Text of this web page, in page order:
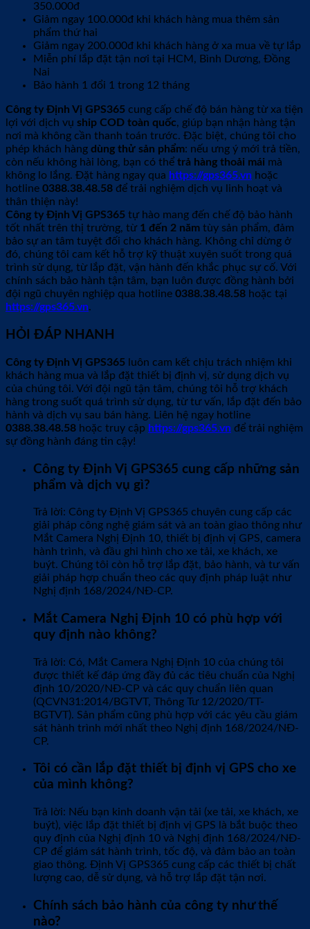
350.000đ
Giảm ngay 100.000đ khi khách hàng mua thêm sản
phẩm thứ hai
Giảm ngay 200.000đ khi khách hàng ở xa mua về tự lắp
Miễn phí lắp đặt tận nơi tại HCM, Bình Dương, Đồng
Nai
Bảo hành 1 đổi 1 trong 12 tháng
Công ty Định Vị GPS365 cung cấp chế độ bán hàng từ xa tiện
lợi với dịch vụ ship COD toàn quốc, giúp bạn nhận hàng tận
nơi mà không cần thanh toán trước. Đặc biệt, chúng tôi cho
phép khách hàng dùng thử sản phẩm: nếu ưng ý mới trả tiền,
còn nếu không hài lòng, bạn có thể trả hàng thoải mái mà
không lo lắng. Đặt hàng ngay qua https://gps365.vn hoặc
hotline 0388.38.48.58 để trải nghiệm dịch vụ linh hoạt và
thân thiện này!
Công ty Định Vị GPS365 tự hào mang đến chế độ bảo hành
tốt nhất trên thị trường, từ 1 đến 2 năm tùy sản phẩm, đảm
bảo sự an tâm tuyệt đối cho khách hàng. Không chỉ dừng ở
đó, chúng tôi cam kết hỗ trợ kỹ thuật xuyên suốt trong quá
trình sử dụng, từ lắp đặt, vận hành đến khắc phục sự cố. Với
chính sách bảo hành tận tâm, bạn luôn được đồng hành bởi
đội ngũ chuyên nghiệp qua hotline 0388.38.48.58 hoặc tại
https://gps365.vn.
HỎI ĐÁP NHANH
Công ty Định Vị GPS365 luôn cam kết chịu trách nhiệm khi
khách hàng mua và lắp đặt thiết bị định vị, sử dụng dịch vụ
của chúng tôi. Với đội ngũ tận tâm, chúng tôi hỗ trợ khách
hàng trong suốt quá trình sử dụng, từ tư vấn, lắp đặt đến bảo
hành và dịch vụ sau bán hàng. Liên hệ ngay hotline
0388.38.48.58 hoặc truy cập https://gps365.vn để trải nghiệm
sự đồng hành đáng tin cậy!
Công ty Định Vị GPS365 cung cấp những sản
phẩm và dịch vụ gì?
Trả lời: Công ty Định Vị GPS365 chuyên cung cấp các
giải pháp công nghệ giám sát và an toàn giao thông như
Mắt Camera Nghị Định 10, thiết bị định vị GPS, camera
hành trình, và đầu ghi hình cho xe tải, xe khách, xe
buýt. Chúng tôi còn hỗ trợ lắp đặt, bảo hành, và tư vấn
giải pháp hợp chuẩn theo các quy định pháp luật như
Nghị định 168/2024/NĐ-CP.
Mắt Camera Nghị Định 10 có phù hợp với
quy định nào không?
Trả lời: Có, Mắt Camera Nghị Định 10 của chúng tôi
được thiết kế đáp ứng đầy đủ các tiêu chuẩn của Nghị
định 10/2020/NĐ-CP và các quy chuẩn liên quan
(QCVN31:2014/BGTVT, Thông Tư 12/2020/TT-
BGTVT). Sản phẩm cũng phù hợp với các yêu cầu giám
sát hành trình mới nhất theo Nghị định 168/2024/NĐ-
CP.
Tôi có cần lắp đặt thiết bị định vị GPS cho xe
của mình không?
Trả lời: Nếu bạn kinh doanh vận tải (xe tải, xe khách, xe
buýt), việc lắp đặt thiết bị định vị GPS là bắt buộc theo
quy định của Nghị định 10 và Nghị định 168/2024/NĐ-
CP để giám sát hành trình, tốc độ, và đảm bảo an toàn
giao thông. Định Vị GPS365 cung cấp các thiết bị chất
lượng cao, dễ sử dụng, và hỗ trợ lắp đặt tận nơi.
Chính sách bảo hành của công ty như thế
nào?